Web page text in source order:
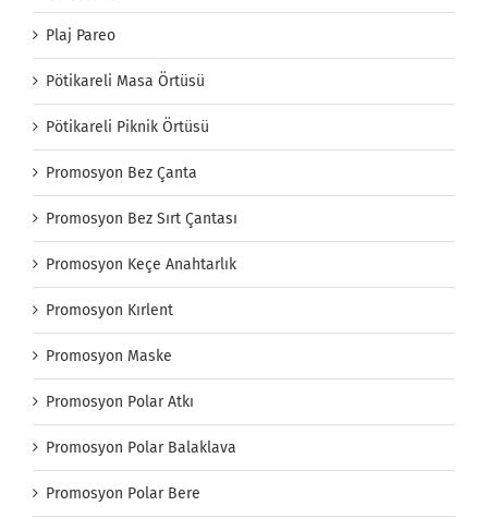
Plaj Pareo
Pötikareli Masa Örtüsü
Pötikareli Piknik Örtüsü
Promosyon Bez Çanta
Promosyon Bez Sırt Çantası
Promosyon Keçe Anahtarlık
Promosyon Kırlent
Promosyon Maske
Promosyon Polar Atkı
Promosyon Polar Balaklava
Promosyon Polar Bere